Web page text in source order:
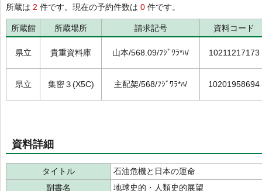
所蔵は 2 件です。現在の予約件数は 0 件です。
所蔵館 所蔵場所 請求記号 資料コード
県立 貴重資料庫 山本/568.09/ﾌｼﾞﾜﾗ*ﾊ/ 10211217173
県立 集密３(X5C) 主配架/568/ﾌｼﾞﾜﾗ*ﾊ/ 10201958694
資料詳細
タイトル
石油危機と日本の運命
副書名
地球史的・人類史的展望